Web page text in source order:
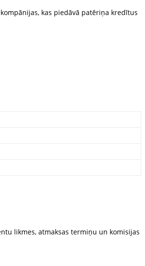
kas piedāvā patēriņa kredītus
likmes, atmaksas termiņu un komisijas